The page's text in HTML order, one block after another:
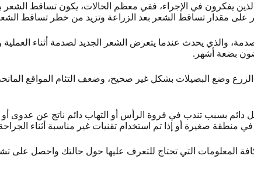
يفكرون في الإجراء، ففي معظم الحالات، يكون تساقط الشعر
على مقدار تساقط الشعر بعد الزراعة وتزيد من خطر تساقط
بضعة أشهر.
وضع البصيلات بشكل غير صحيح، وضعف التئام المواقع
بسبب تندب في فروة الرأس أو التهاب دائم ناتج عن عدوى أو
في منطقة صغيرة أو إذا تم استخدام تقنيات غير مناسبة أثناء
المعلومات التي تحتاج للتعرف عليها حول حالتك واحصل على